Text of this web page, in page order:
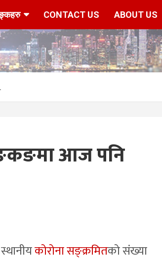
CONTACT US ABOUT US
आज पनि
कोरोना सङ्क्रमितको संख्या